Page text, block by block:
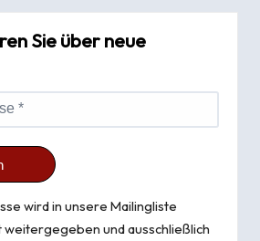
Sie über neue
wird in unsere Mailingliste
und ausschließlich